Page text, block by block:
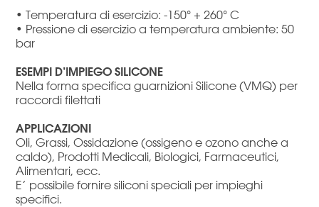
• Temperatura di esercizio: -150° + 260° C
• Pressione di esercizio a temperatura ambiente: 50
bar
ESEMPI D’IMPIEGO SILICONE
Nella forma specifica guarnizioni Silicone (VMQ) per
raccordi filettati
APPLICAZIONI
Oli, Grassi, Ossidazione (ossigeno e ozono anche a
caldo), Prodotti Medicali, Biologici, Farmaceutici,
Alimentari, ecc.
E’ possibile fornire siliconi speciali per impieghi
specifici.